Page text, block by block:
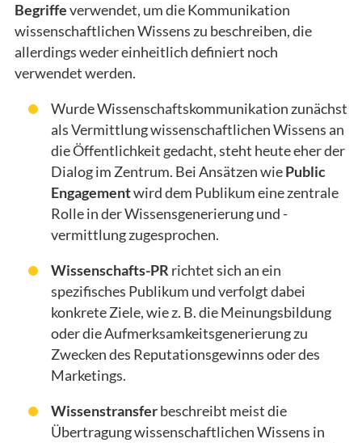
Begriffeverwendet, um die Kommunikation
wissenschaftlichen Wissens zu beschreiben, die
allerdings weder einheitlich definiert noch
verwendet werden.
Wurde Wissenschaftskommunikation zunächst
als Vermittlung wissenschaftlichen Wissens an
die Öffentlichkeit gedacht, steht heute eher der
Dialog im Zentrum. Bei Ansätzen wiePublic
Engagementwird dem Publikum eine zentrale
Rolle in der Wissensgenerierung und -
vermittlung zugesprochen.
Wissenschafts-PR richtet sich an ein
spezifisches Publikum und verfolgt dabei
konkrete Ziele, wie z. B. die Meinungsbildung
oder die Aufmerksamkeitsgenerierung zu
Zwecken des Reputationsgewinns oder des
Marketings.
Wissenstransferbeschreibt meist die
Übertragung wissenschaftlichen Wissens in